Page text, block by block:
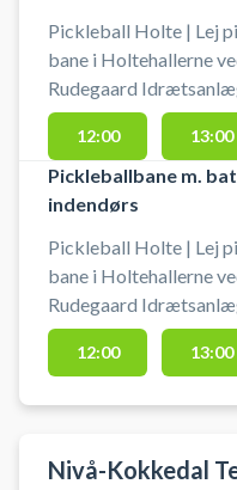
Pickleball Holte | Lej
bane i Holtehallerne
Rudegaard
Lej en af Rudegaard
indendørs pickleball
Holtehallerne og spil
Holte.
12:00 13:00
Pickleballbane m.
indendørs
Pickleball Holte | Lej
bane i Holtehallerne
Rudegaard
Lej en af Rudegaard
indendørs pickleball
spillere.
12:00 13:00
Nivå-Kokkedal